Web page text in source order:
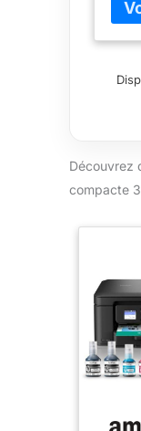
de
et
Découvrez
compacte